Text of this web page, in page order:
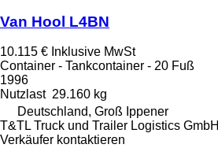
Van Hool L4BN
10.115 € Inklusive MwSt
Container - Tankcontainer - 20 Fuß
1996
Nutzlast 29.160 kg
Deutschland, Groß Ippener
T&TL Truck und Trailer Logistics GmbH
Verkäufer kontaktieren